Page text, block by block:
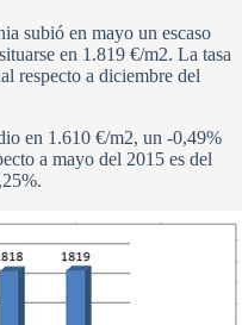
subió en mayo un escaso
en 1.819 €/m2. La tasa
respecto a diciembre del
en 1.610 €/m2, un -0,49%
a mayo del 2015 es del